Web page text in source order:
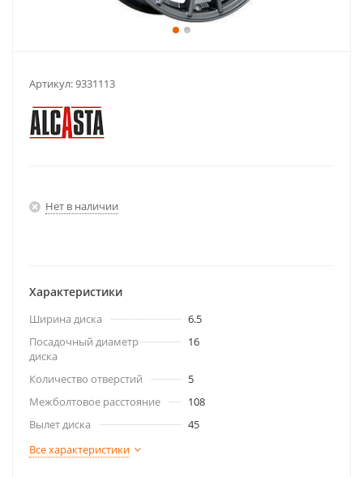
Артикул:9331113
Нет в наличии
Характеристики
Ширина диска
6.5
Посадочный диаметр
диска
16
Количество отверстий
5
Межболтовое расстояние
108
Вылет диска
45
Все характеристики